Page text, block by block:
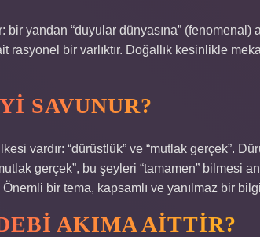
bir yandan “duyular dünyasına”
rasyonel bir varlıktır. Doğallık kesinlikle
SAVUNUR?
vardır: “dürüstlük” ve “mutlak gerçek”.
gerçek”, bu şeyleri “tamamen” bilmesi
bir tema, kapsamlı ve yanılmaz bir
AKIMA AITTIR?